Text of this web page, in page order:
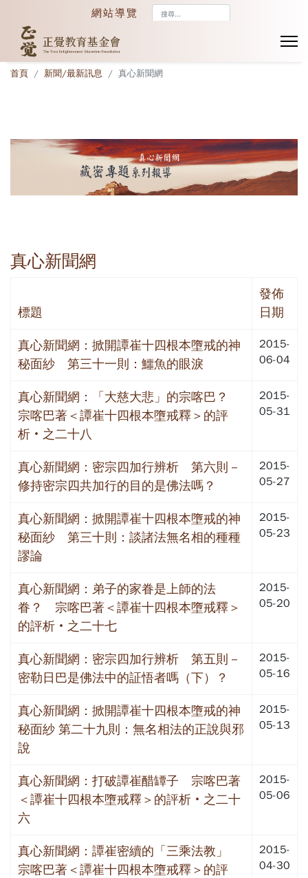
網站導覽
首頁 新聞/最新訊息 真心新聞網
真心新聞網
標題
發佈
日期
真心新聞網：掀開譚崔十四根本墮戒的神
秘面紗 第三十一則：鱷魚的眼淚
2015-
06-04
真心新聞網：「大慈大悲」的宗喀巴？
宗喀巴著＜譚崔十四根本墮戒釋＞的評
析‧之二十八
2015-
05-31
真心新聞網：密宗四加行辨析 第六則－
修持密宗四共加行的目的是佛法嗎？
2015-
05-27
真心新聞網：掀開譚崔十四根本墮戒的神
秘面紗 第三十則：談諸法無名相的種種
謬論
2015-
05-23
真心新聞網：弟子的家眷是上師的法
眷？ 宗喀巴著＜譚崔十四根本墮戒釋＞
的評析‧之二十七
2015-
05-20
真心新聞網：密宗四加行辨析 第五則－
密勒日巴是佛法中的証悟者嗎（下）？
2015-
05-16
真心新聞網：掀開譚崔十四根本墮戒的神
秘面紗 第二十九則：無名相法的正說與邪
說
2015-
05-13
真心新聞網：打破譚崔醋罈子 宗喀巴著
＜譚崔十四根本墮戒釋＞的評析‧之二十
六
2015-
05-06
真心新聞網：譚崔密續的「三乘法教」
宗喀巴著＜譚崔十四根本墮戒釋＞的評
2015-
04-30